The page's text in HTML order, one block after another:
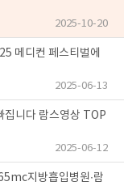
2025-10-20
메디컨 페스티벌에
2025-06-13
니다 람스영상 TOP
2025-06-12
지방흡입병원∙람